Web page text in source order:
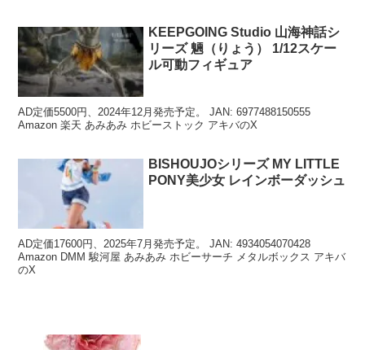
KEEPGOING Studio 山海神話シ
リーズ 魎（りょう） 1/12スケー
ル可動フィギュア
AD定価5500円、2024年12月発売予定。 JAN: 6977488150555
Amazon 楽天 あみあみ ホビーストック アキバのX
BISHOUJOシリーズ MY LITTLE
PONY美少女 レインボーダッシュ
AD定価17600円、2025年7月発売予定。 JAN: 4934054070428
Amazon DMM 駿河屋 あみあみ ホビーサーチ メタルボックス アキバ
のX